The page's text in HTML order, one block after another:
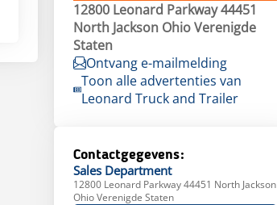
12800 Leonard Parkway 44451
North Jackson Ohio Verenigde
Staten
Ontvang e-mailmelding
Toon alle advertenties van
Leonard Truck and Trailer
Contactgegevens:
Sales Department
12800 Leonard Parkway 44451 North Jackson
Ohio Verenigde Staten